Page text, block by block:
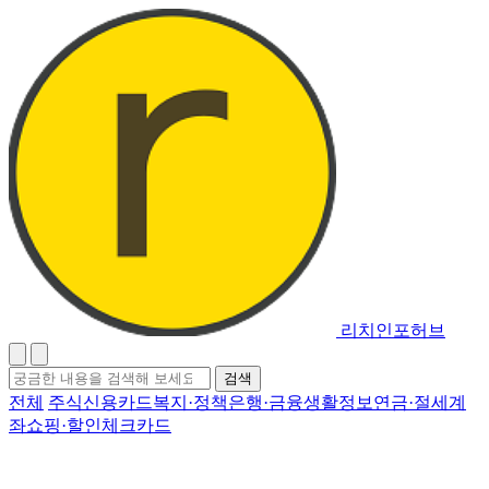
리치인포허브
검
색
어
검색
전체 주식신용카드복지·정책은행·금융생활정보 연금·절세계
좌쇼핑·할인체크카드